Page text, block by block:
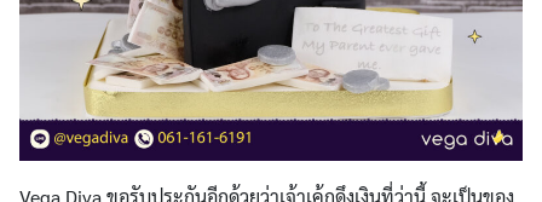
Vega Divaขอรับประกันอีกด้วยว่าเจ้าเค้กดึงเงินที่ว่านี้ จะเป็นของ